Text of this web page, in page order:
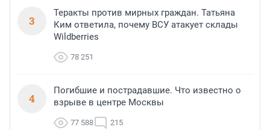
3
Теракты против мирных граждан. Татьяна
Ким ответила, почему ВСУ атакует склады
Wildberries
78 251
4
Погибшие и пострадавшие. Что известно о
взрыве в центре Москвы
77 588 215